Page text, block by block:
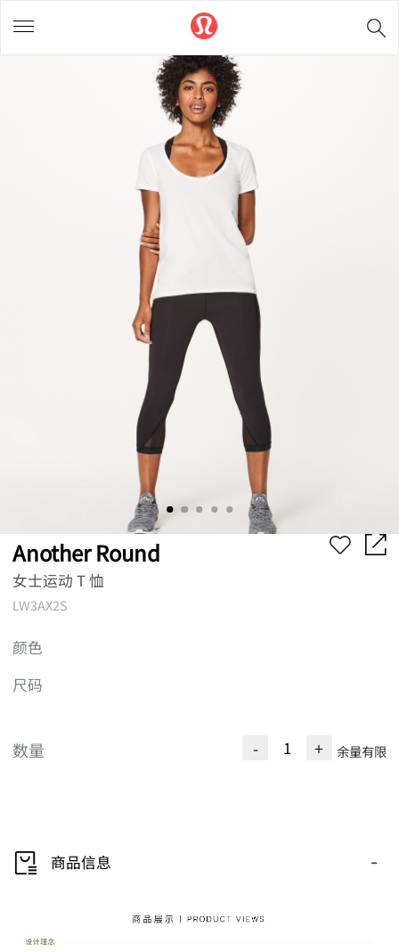
Another Round
女士运动 T 恤
LW3AX2S
颜色
尺码
数量 - + 余量有限
商品信息 -